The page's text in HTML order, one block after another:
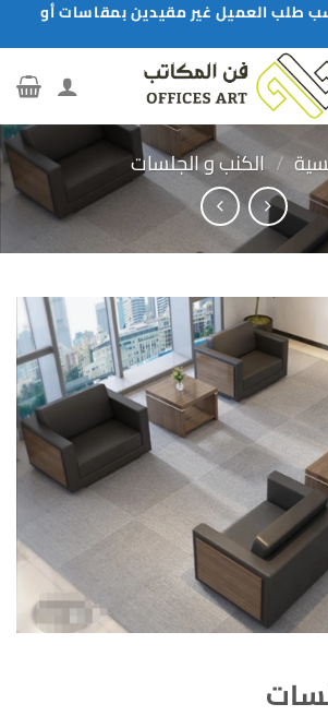
طلب العميل غير مقيدين بمقاسات أو
/ الكنب و الجلسات